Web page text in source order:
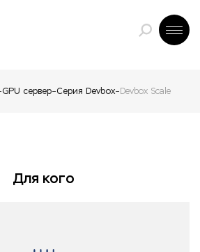
GPU сервер Серия Devbox Devbox Scale
Для кого